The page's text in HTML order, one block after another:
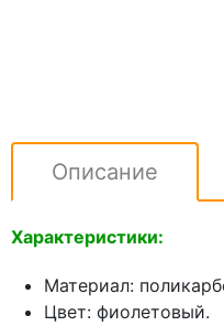
Описание
Характеристики:
Материал:
Цвет: фиолетовый.